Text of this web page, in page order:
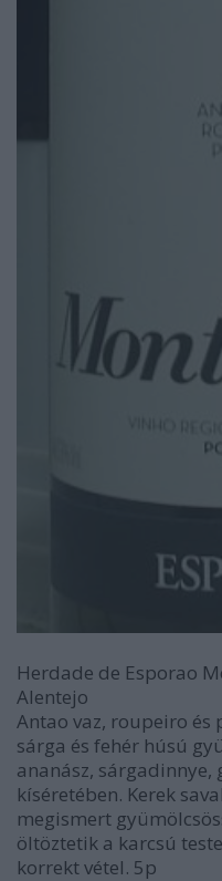
Herdade de Esporao
Alentejo
Antao vaz, roupeiro és
sárga és fehér húsú
ananász, sárgadinnye,
kíséretében. Kerek
megismert
öltöztetik a karcsú
korrekt vétel. 5p